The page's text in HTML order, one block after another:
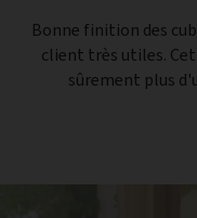
Bonne finition des
client très utiles.
sûrement plus